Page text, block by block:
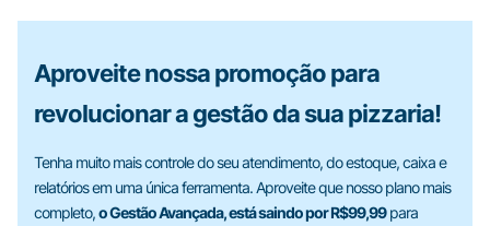
Aproveite nossa promoção para
revolucionar a gestão da sua pizzaria!
Tenha muito mais controle do seu atendimento, do estoque, caixa e
relatórios em uma única ferramenta. Aproveite que nosso plano mais
completo,o Gestão Avançada, está saindo por R$99,99para